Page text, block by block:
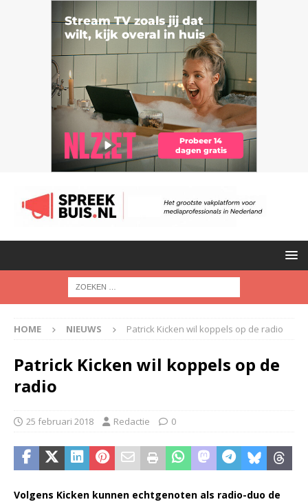
HOME NIEUWS Patrick Kicken wil koppels op de radio
Patrick Kicken wil koppels op de
radio
25 februari 2018 Redactie 0
Volgens Kicken kunnen echtgenoten als radio-duo de